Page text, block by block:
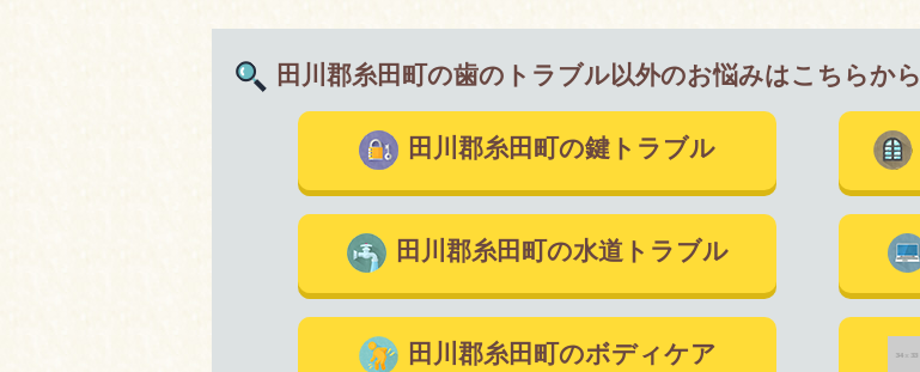
田川郡糸田町の歯のトラブル以外のお悩みはこちらから
田川郡糸田町の鍵トラブル
田川郡糸田町の水道トラブル
田川郡糸田町のボディケア